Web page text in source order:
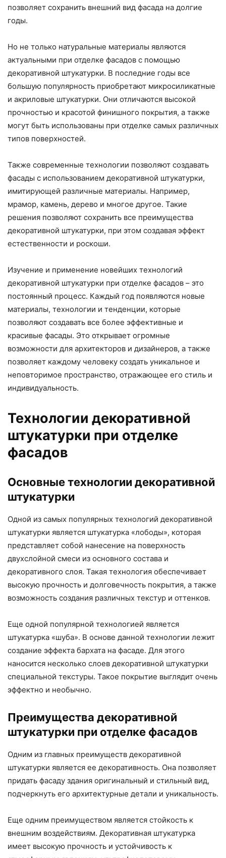
позволяет сохранить внешний вид фасада на долгие
годы.
Но не только натуральные материалы являются
актуальными при отделке фасадов с помощью
декоративной штукатурки. В последние годы все
большую популярность приобретают микросиликатные
и акриловые штукатурки. Они отличаются высокой
прочностью и красотой финишного покрытия, а также
могут быть использованы при отделке самых различных
типов поверхностей.
Также современные технологии позволяют создавать
фасады с использованием декоративной штукатурки,
имитирующей различные материалы. Например,
мрамор, камень, дерево и многое другое. Такие
решения позволяют сохранить все преимущества
декоративной штукатурки, при этом создавая эффект
естественности и роскоши.
Изучение и применение новейших технологий
декоративной штукатурки при отделке фасадов – это
постоянный процесс. Каждый год появляются новые
материалы, технологии и тенденции, которые
позволяют создавать все более эффективные и
красивые фасады. Это открывает огромные
возможности для архитекторов и дизайнеров, а также
позволяет каждому человеку создать уникальное и
неповторимое пространство, отражающее его стиль и
индивидуальность.
Технологии декоративной
штукатурки при отделке
фасадов
Основные технологии декоративной
штукатурки
Одной из самых популярных технологий декоративной
штукатурки является штукатурка «лободы», которая
представляет собой нанесение на поверхность
двухслойной смеси из основного состава и
декоративного слоя. Такая технология обеспечивает
высокую прочность и долговечность покрытия, а также
возможность создания различных текстур и оттенков.
Еще одной популярной технологией является
штукатурка «шуба». В основе данной технологии лежит
создание эффекта бархата на фасаде. Для этого
наносится несколько слоев декоративной штукатурки
специальной текстуры. Такое покрытие выглядит очень
эффектно и необычно.
Преимущества декоративной
штукатурки при отделке фасадов
Одним из главных преимуществ декоративной
штукатурки является ее декоративность. Она позволяет
придать фасаду здания оригинальный и стильный вид,
подчеркнуть его архитектурные детали и уникальность.
Еще одним преимуществом является стойкость к
внешним воздействиям. Декоративная штукатурка
имеет высокую прочность и устойчивость к